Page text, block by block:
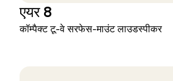
एयर 8
कॉम्पैक्ट टू-वे सरफेस-माउंट लाउडस्पीकर